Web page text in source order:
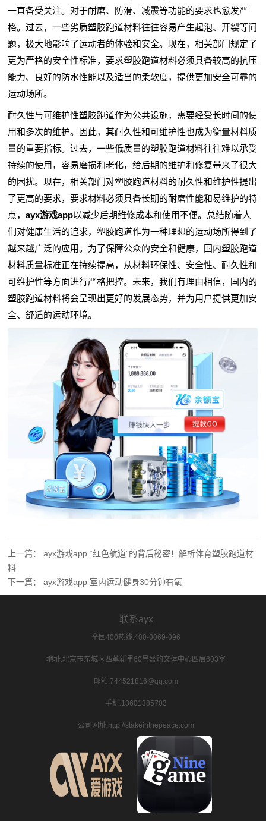
一直备受关注。对于耐磨、防滑、减震等功能的要求也愈发严
格。过去，一些劣质塑胶跑道材料往往容易产生起泡、开裂等问
题，极大地影响了运动者的体验和安全。现在，相关部门规定了
更为严格的安全性标准，要求塑胶跑道材料必须具备较高的抗压
能力、良好的防水性能以及适当的柔软度，提供更加安全可靠的
运动场所。
耐久性与可维护性塑胶跑道作为公共设施，需要经受长时间的使
用和多次的维护。因此，其耐久性和可维护性也成为衡量材料质
量的重要指标。过去，一些低质量的塑胶跑道材料往往难以承受
持续的使用，容易磨损和老化，给后期的维护和修复带来了很大
的困扰。现在，相关部门对塑胶跑道材料的耐久性和维护性提出
了更高的要求，要求材料必须具备长期的耐磨性能和易维护的特
点，ayx游戏app以减少后期维修成本和使用不便。总结随着人
们对健康生活的追求，塑胶跑道作为一种理想的运动场所得到了
越来越广泛的应用。为了保障公众的安全和健康，国内塑胶跑道
材料质量标准正在持续提高，从材料环保性、安全性、耐久性和
可维护性等方面进行严格把控。未来，我们有理由相信，国内的
塑胶跑道材料将会呈现出更好的发展态势，并为用户提供更加安
全、舒适的运动环境。
上一篇：ayx游戏app “红色航道”的背后秘密！解析体育塑胶跑道材
料
下一篇：ayx游戏app 室内运动健身30分钟有氧
联系ayx
全国400热线:400-0069-096
地址:北京市东城区西革新里60号盛购文体中心四层603室
邮箱:744521816@qq.com
手机:13601385703
公司网址:http://stakeinthepeace.com